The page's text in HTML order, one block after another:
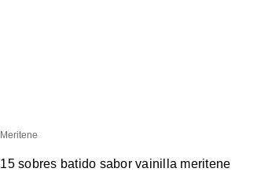
Meritene
15 sobres batido sabor vainilla meritene